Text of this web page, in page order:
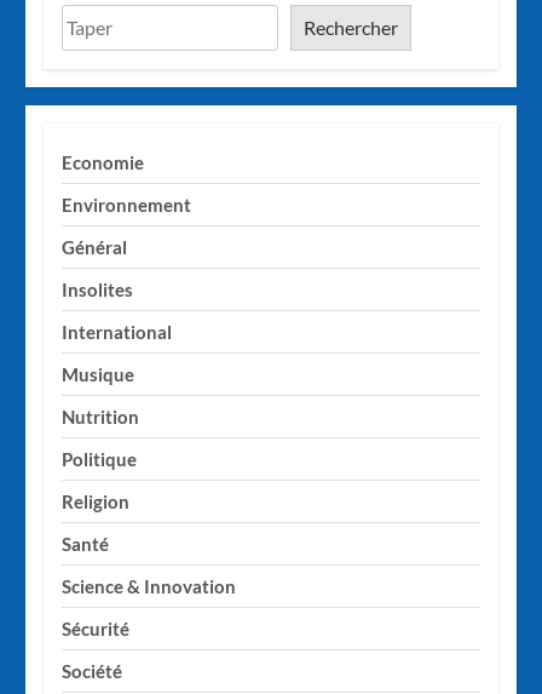
Rechercher
Economie
Environnement
Général
Insolites
International
Musique
Nutrition
Politique
Religion
Santé
Science & Innovation
Sécurité
Société